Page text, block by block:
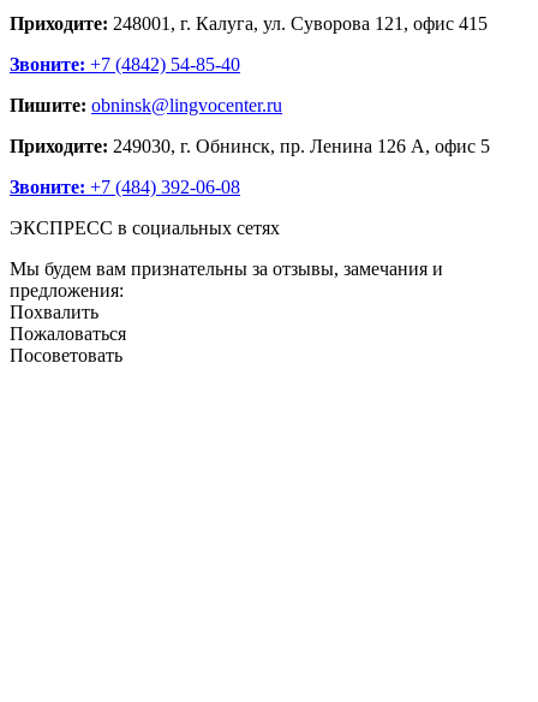
Приходите: 248001, г. Калуга, ул. Суворова 121, офис 415
Звоните: +7 (4842) 54-85-40
Пишите: obninsk@lingvocenter.ru
Приходите: 249030, г. Обнинск, пр. Ленина 126 А, офис 5
Звоните: +7 (484) 392-06-08
ЭКСПРЕСС в социальных сетях
Мы будем вам признательны за отзывы, замечания и
предложения:
Похвалить
Пожаловаться
Посоветовать